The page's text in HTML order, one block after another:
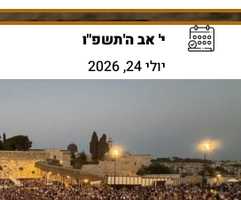
י' אב ה'תשפ"ו
יולי 24, 2026